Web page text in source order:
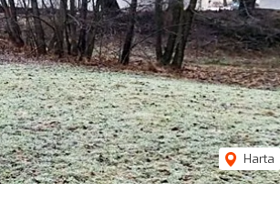
Harta